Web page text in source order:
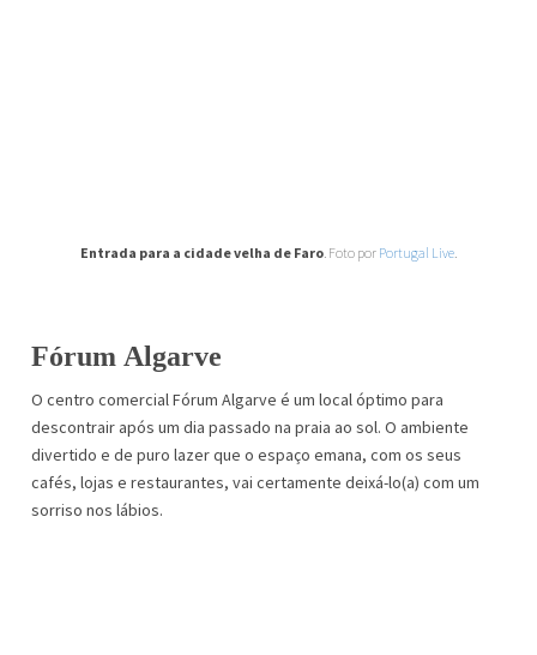
Entrada para a cidade velha de Faro. Foto por Portugal Live.
Fórum Algarve
O centro comercial Fórum Algarve é um local óptimo para
descontrair após um dia passado na praia ao sol. O ambiente
divertido e de puro lazer que o espaço emana, com os seus
cafés, lojas e restaurantes, vai certamente deixá-lo(a) com um
sorriso nos lábios.